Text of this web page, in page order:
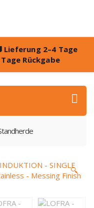
Lieferung 2–4 Tage
Tage Rückgabe
🔍